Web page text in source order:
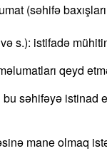
(səhifə
s.): istifadə
qeyd
səhifəyə istinad
mane olmaq